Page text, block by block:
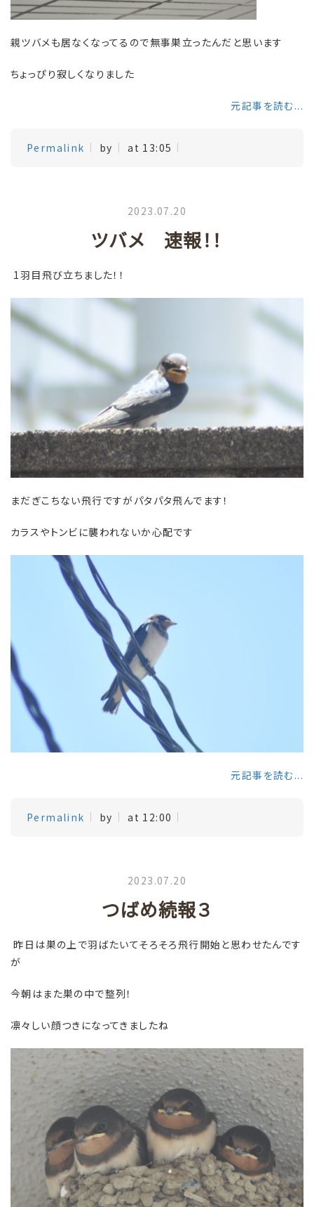
親ツバメも居なくなってるので無事巣立ったんだと思います
ちょっぴり寂しくなりました
元記事を読む...
Permalink by at 13:05
2023.07.20
ツバメ 速報！！
1羽目飛び立ちました！！
まだぎこちない飛行ですがパタパタ飛んでます！
カラスやトンビに襲われないか心配です
元記事を読む...
Permalink by at 12:00
2023.07.20
つばめ続報３
昨日は巣の上で羽ばたいてそろそろ飛行開始と思わせたんです
が
今朝はまた巣の中で整列！
凛々しい顔つきになってきましたね